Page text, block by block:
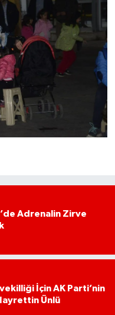
Adrenalin Zirve
İçin AK Parti’nin
Ünlü